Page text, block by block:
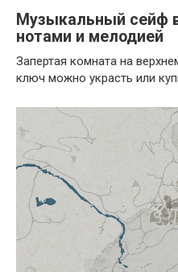
Музыкальный сейф
нотами и мелодией
Запертая комната на
ключ можно украсть или